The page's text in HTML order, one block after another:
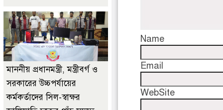
Name
Email
WebSite
মাননীয় প্রধানমন্ত্রী, মন্ত্রীবর্গ ও
সরকারের উচ্চপর্যায়ের
কর্মকর্তাদের সিল-স্বাক্ষর